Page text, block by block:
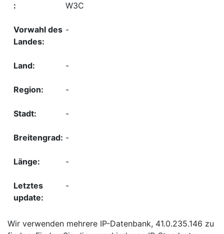
W3C
-
-
-
-
-
-
-
Wir verwenden mehrere IP-Datenbank, 41.0.235.146 zu